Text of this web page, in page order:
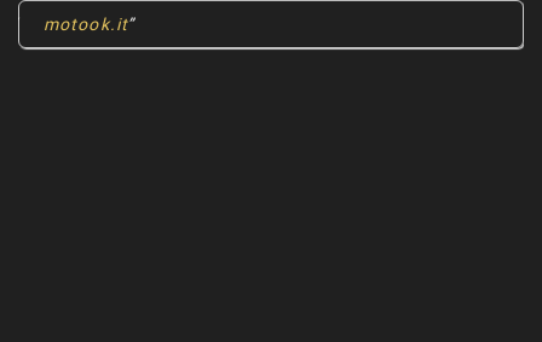
motook.it